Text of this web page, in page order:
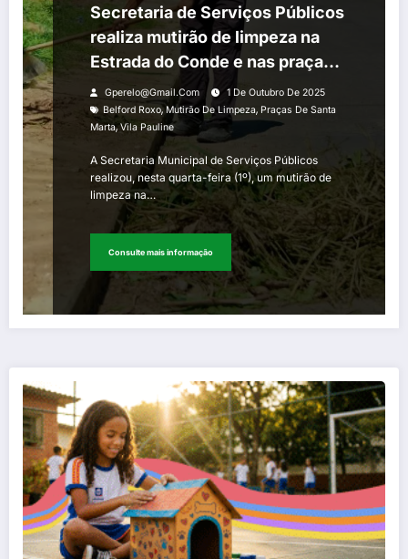
Secretaria de Serviços Públicos
realiza mutirão de limpeza na
Estrada do Conde e nas praças
de Santa Marta e Vila Pauline,
em Belford Roxo
Gperelo@gmail.com
1 De Outubro De 2025
Belford Roxo,Mutirão De Limpeza, Praças De Santa
Marta,Vila Pauline
A Secretaria Municipal de Serviços Públicos
realizou, nesta quarta-feira (1º), um mutirão de
limpeza na…
Consulte mais informação